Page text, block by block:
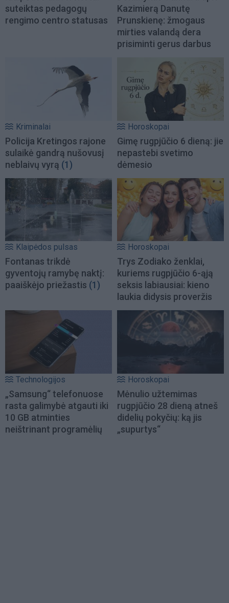
suteiktas pedagogų
rengimo centro statusas
Kazimierą Danutę
Prunskienę: žmogaus
mirties valandą dera
prisiminti gerus darbus
Kriminalai
Policija Kretingos rajone
sulaikė gandrą nušovusį
neblaivų vyrą (1)
Horoskopai
Gimę rugpjūčio 6 dieną: jie
nepastebi svetimo
dėmesio
Klaipėdos pulsas
Fontanas trikdė
gyventojų ramybę naktį:
paaiškėjo priežastis (1)
Horoskopai
Trys Zodiako ženklai,
kuriems rugpjūčio 6-ąją
seksis labiausiai: kieno
laukia didysis proveržis
Technologijos
„Samsung“ telefonuose
rasta galimybė atgauti iki
10 GB atminties
neištrinant programėlių
Horoskopai
Mėnulio užtemimas
rugpjūčio 28 dieną atneš
didelių pokyčių: ką jis
„supurtys“